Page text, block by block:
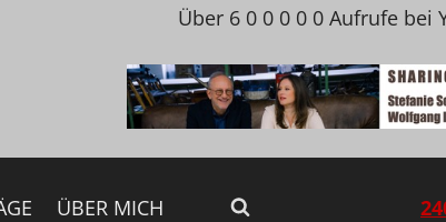
Über 6 0 0 0 0 0 Aufrufe bei
ÜBER MICH